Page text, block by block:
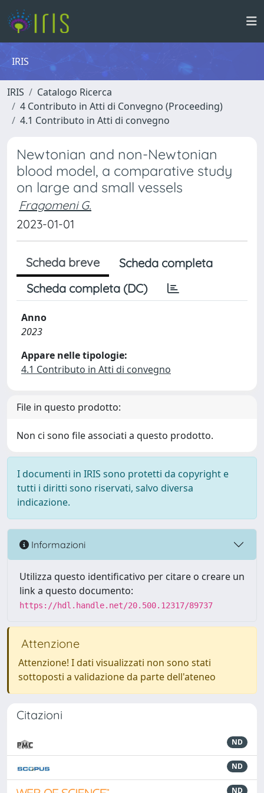
IRIS
IRIS
Catalogo Ricerca
4 Contributo in Atti di Convegno (Proceeding)
4.1 Contributo in Atti di convegno
Newtonian and non-Newtonian
blood model, a comparative study
on large and small vessels
Fragomeni G.
2023-01-01
Scheda breve
Scheda completa
Scheda completa (DC)
Anno
2023
Appare nelle tipologie:
4.1 Contributo in Atti di convegno
File in questo prodotto:
Non ci sono file associati a questo prodotto.
I documenti in IRIS sono protetti da copyright e
tutti i diritti sono riservati, salvo diversa
indicazione.
Informazioni
Utilizza questo identificativo per citare o creare un
link a questo documento:
https://hdl.handle.net/20.500.12317/89737
Attenzione
Attenzione! I dati visualizzati non sono stati
sottoposti a validazione da parte dell'ateneo
Citazioni
ND
ND
ND